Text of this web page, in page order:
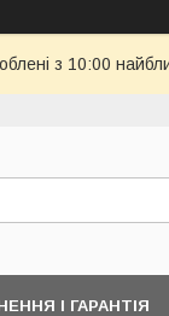
з 10:00
І ГАРАНТІЯ